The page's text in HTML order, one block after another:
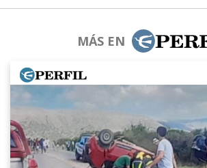
MÁS EN